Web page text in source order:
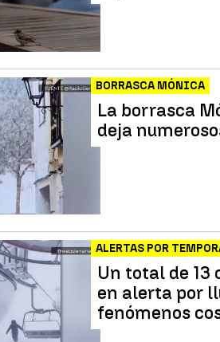
BORRASCA MÓNICA
La borrasca
deja
ALERTAS POR
Un total de 13
en alerta por
fenómenos